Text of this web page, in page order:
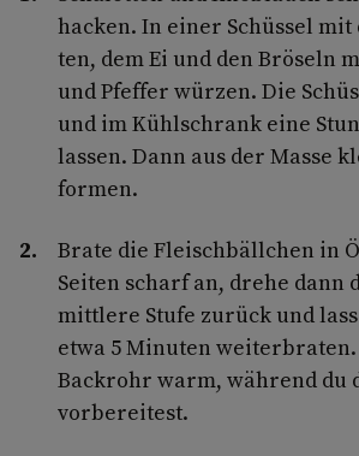
hacken. In einer Schüs­sel
ten, dem Ei und den Bröseln
und Pfeffer wür­zen. Die
und im Kühlschrank eine
lassen. Dann aus der Masse
formen.
Brate die Fleischbällchen in
Seiten scharf an, drehe dann
mittlere Stufe zurück und
etwa 5 Minuten
Backrohr warm, während du
vorbereitest.